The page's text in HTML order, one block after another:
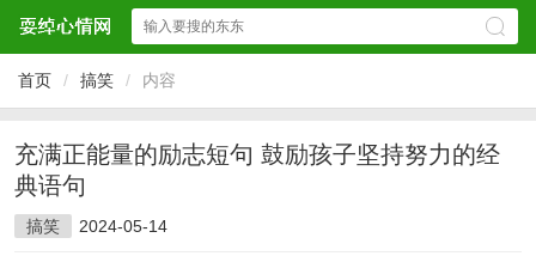
首页 / 搞笑 / 内容
充满正能量的励志短句 鼓励孩子坚持努力的经
典语句
搞笑 2024-05-14